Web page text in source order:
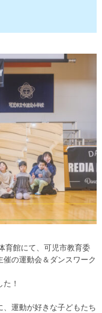
育館にて、可児市教育委
の運動会＆ダンスワーク
！
運動が好きな子どもたち